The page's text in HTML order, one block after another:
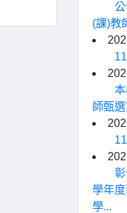
(課)教
師甄
學年
學...